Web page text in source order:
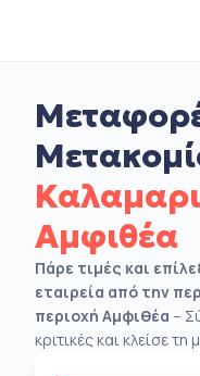
Αμφιθέα
Πάρε τιμές και
εταιρεία από την
περιοχή Αμφιθέα –
κριτικές και κλείσε